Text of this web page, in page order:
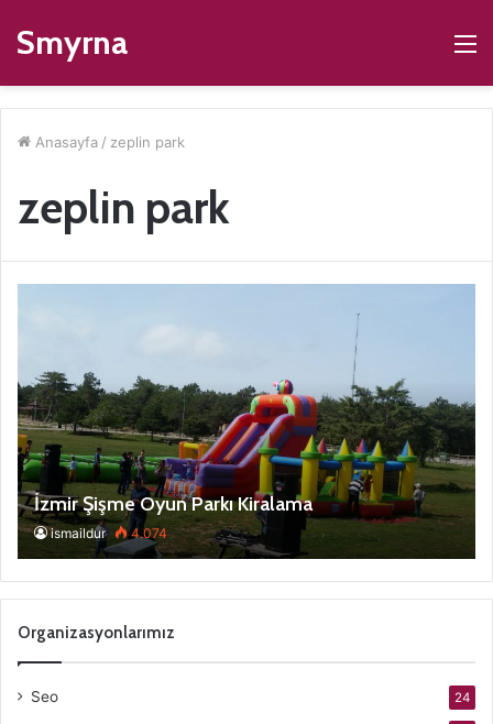
Smyrna
Anasayfa / zeplin park
zeplin park
İzmir Şişme Oyun Parkı Kiralama
ismaildur 4.074
Organizasyonlarımız
Seo 24